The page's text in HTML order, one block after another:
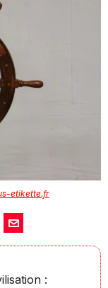
etikette.fr
: